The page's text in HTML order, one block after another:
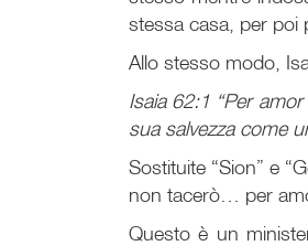
stessa casa, per poi
Allo stesso modo,
Isaia 62:1 “Per
sua salvezza come
Sostituite “Sion” e
non tacerò… per
Questo è un